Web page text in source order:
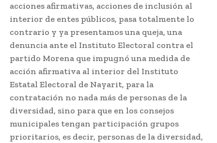
acciones afirmativas, acciones de inclusión al
interior de entes públicos, pasa totalmente lo
contrario y ya presentamos una queja, una
denuncia ante el Instituto Electoral contra el
partido Morena que impugnó una medida de
acción afirmativa al interior del Instituto
Estatal Electoral de Nayarit, para la
contratación no nada más de personas de la
diversidad, sino para que en los consejos
municipales tengan participación grupos
prioritarios, es decir, personas de la diversidad,